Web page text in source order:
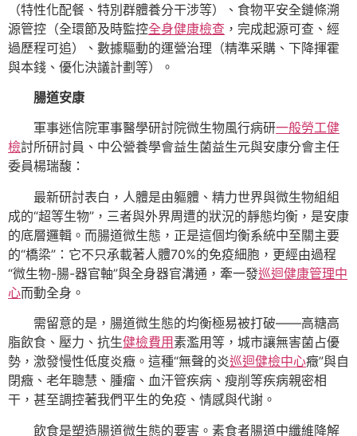
（特性化配餐、特別群體養分干涉等）、食物平安全鏈條溯
源管控（全環節及時監控全身健康檢查 ，完成起源可查、經
過歷程可追）、數據驅動的運營治理（精準采購、下降揮霍
與本錢、優化決議計劃等）。
腸道安康
軍事迷信院軍事醫學研討院微生物風行病研一般勞工健
檢討所研討員、中公營養學會益生菌益生元與安康分會主任
委員楊瑞馥：
最新研討表白，人體是由軀體、精力世界與微生物組組
成的“超等生物”，三者與外界周遭的狀況的靜態均衡，是安康
的底層邏輯。而腸道微生態，正是這個均衡系統中至關主要
的“橋梁”：它不只承載著人體70%的免疫細胞，更經由過程
“微生物-腸-器官軸”與全身器官溝通，牽一發巡迴健康管理中
心而動全身。
需留意的是，腸道微生態的均衡極易被打破——高糖高
脂飲食、壓力、抗生健檢費用素濫用等，城市讓無害菌占優
勢，激發慢性低度炎癥。這種“無聲的炎巡迴健檢中心癥”與自
閉癥、老年聰慧、腫瘤、血汗管疾病、瘦削等疾病親密相
干，甚至調控著我們平生的免疫、情感與代謝。
飲食是塑造腸道微生態的要害。素食者腸道中纖維降解